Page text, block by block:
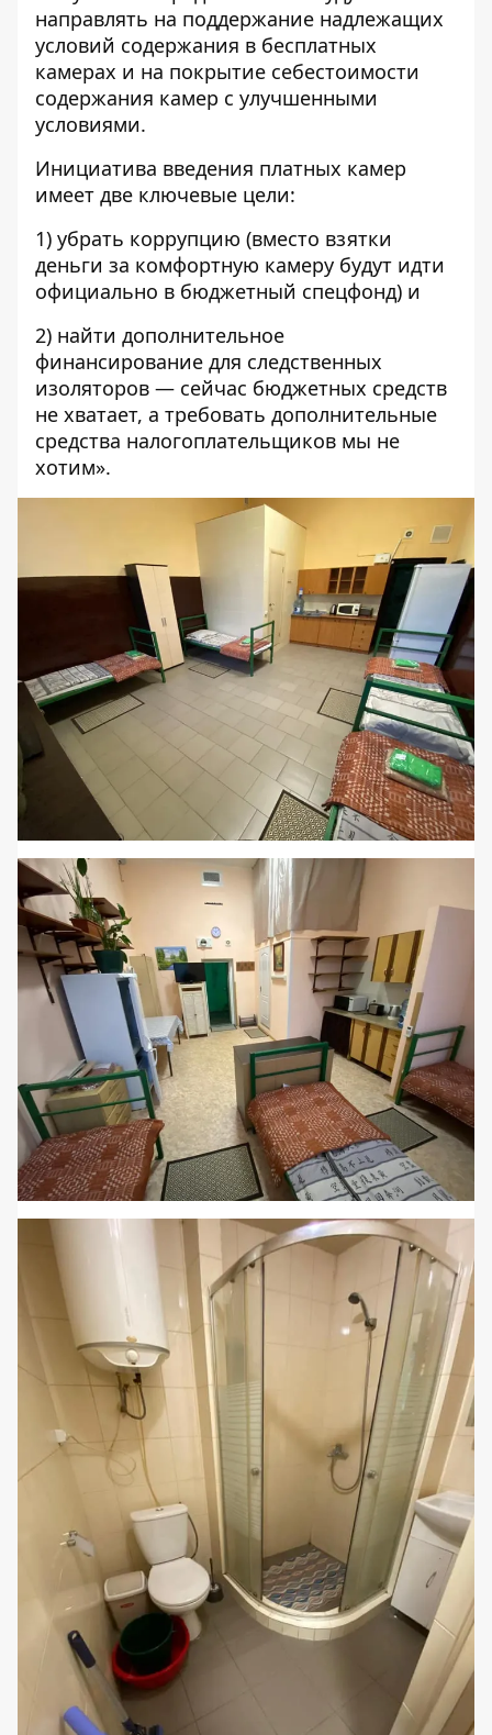
направлять на поддержание надлежащих
условий содержания в бесплатных
камерах и на покрытие себестоимости
содержания камер с улучшенными
условиями.
Инициатива введения платных камер
имеет две ключевые цели:
1) убрать коррупцию (вместо взятки
деньги за комфортную камеру будут идти
официально в бюджетный спецфонд) и
2) найти дополнительное
финансирование для следственных
изоляторов — сейчас бюджетных средств
не хватает, а требовать дополнительные
средства налогоплательщиков мы не
хотим».